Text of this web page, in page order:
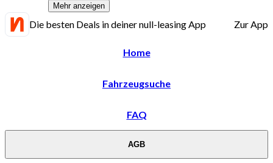
Mehr anzeigen
Die besten Deals in deiner null-leasing App Zur App
Home
Fahrzeugsuche
FAQ
AGB